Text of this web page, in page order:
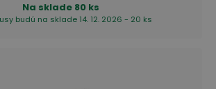
Na sklade 80 ks
budú na sklade 14. 12. 2026 - 20 ks